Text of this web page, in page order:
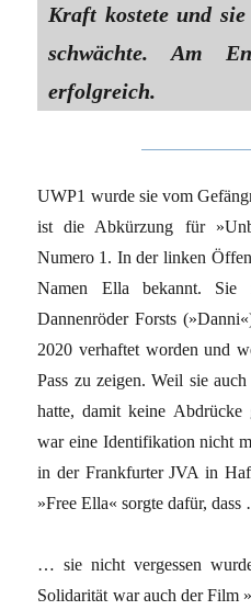
Kraft kostete und
schwächte. Am
erfolgreich.
UWP1 wurde sie vom
ist die Abkürzung für
Numero 1. In der linken
Namen Ella bekannt.
Dannenröder Forsts
2020 verhaftet worden und
Pass zu zeigen. Weil sie
hatte, damit keine Abdrücke
war eine Identifikation nicht
in der Frankfurter JVA in
»Free Ella« sorgte dafür,
… sie nicht vergessen
Solidarität war auch der Film